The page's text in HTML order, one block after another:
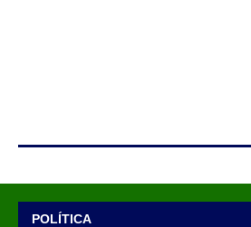
POLÍTICA